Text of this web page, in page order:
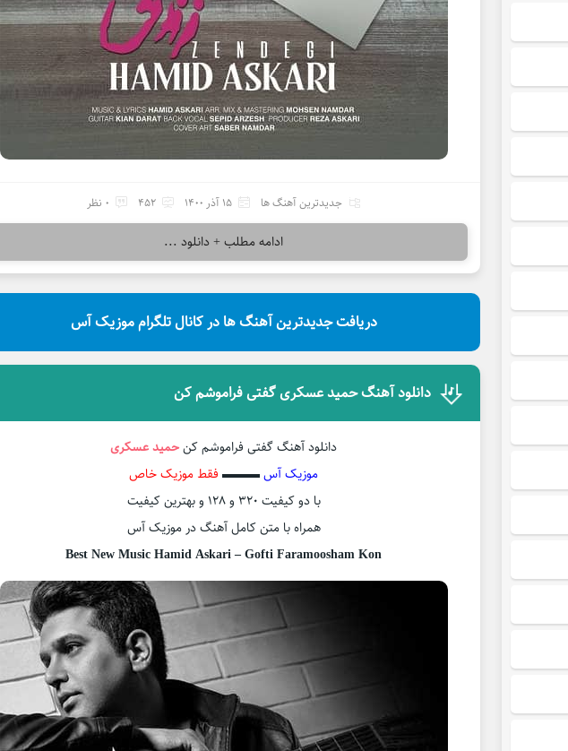
جدیدترین آهنگ ها 15 آذر 1400 452 0 نظر
ادامه مطلب + دانلود ...
دریافت جدیدترین آهنگ ها در کانال تلگرام موزیک آس
دانلود آهنگ حمید عسکری گفتی فراموشم کن
دانلود آهنگ گفتی فراموشم کنحمید عسکری
موزیک آس▬▬▬فقط موزیک خاص
با دو کیفیت ۳۲۰ و ۱۲۸ و بهترین کیفیت
همراه با متن کامل آهنگ در موزیک آس
Best New Music Hamid Askari – Gofti Faramoosham Kon